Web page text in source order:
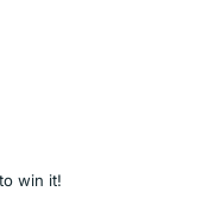
win it!